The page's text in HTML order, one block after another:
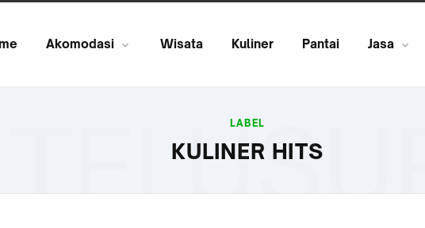
Akomodasi Wisata Kuliner Pantai Jasa
LABEL
KULINER HITS